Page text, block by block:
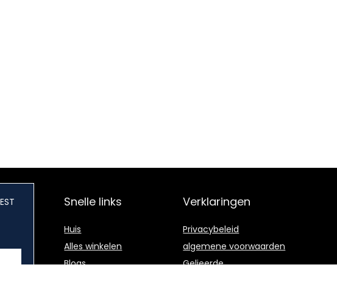
Snelle links
Huis
Alles winkelen
Blogs
Verklaringen
Privacybeleid
algemene voorwaarden
Gelieerde